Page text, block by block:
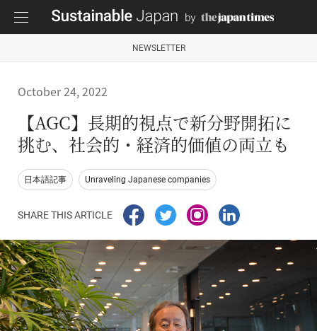
NEWSLETTER
October 24, 2022
【AGC】長期的視点で新分野開拓に
挑む、社会的・経済的価値の両立も
日本語記事 Unraveling Japanese companies
SHARE THIS ARTICLE